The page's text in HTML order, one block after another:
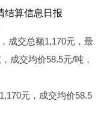
结算信息日报
成交总额1,170元，最
成交均价58.5元/吨，
元，成交均价58.5